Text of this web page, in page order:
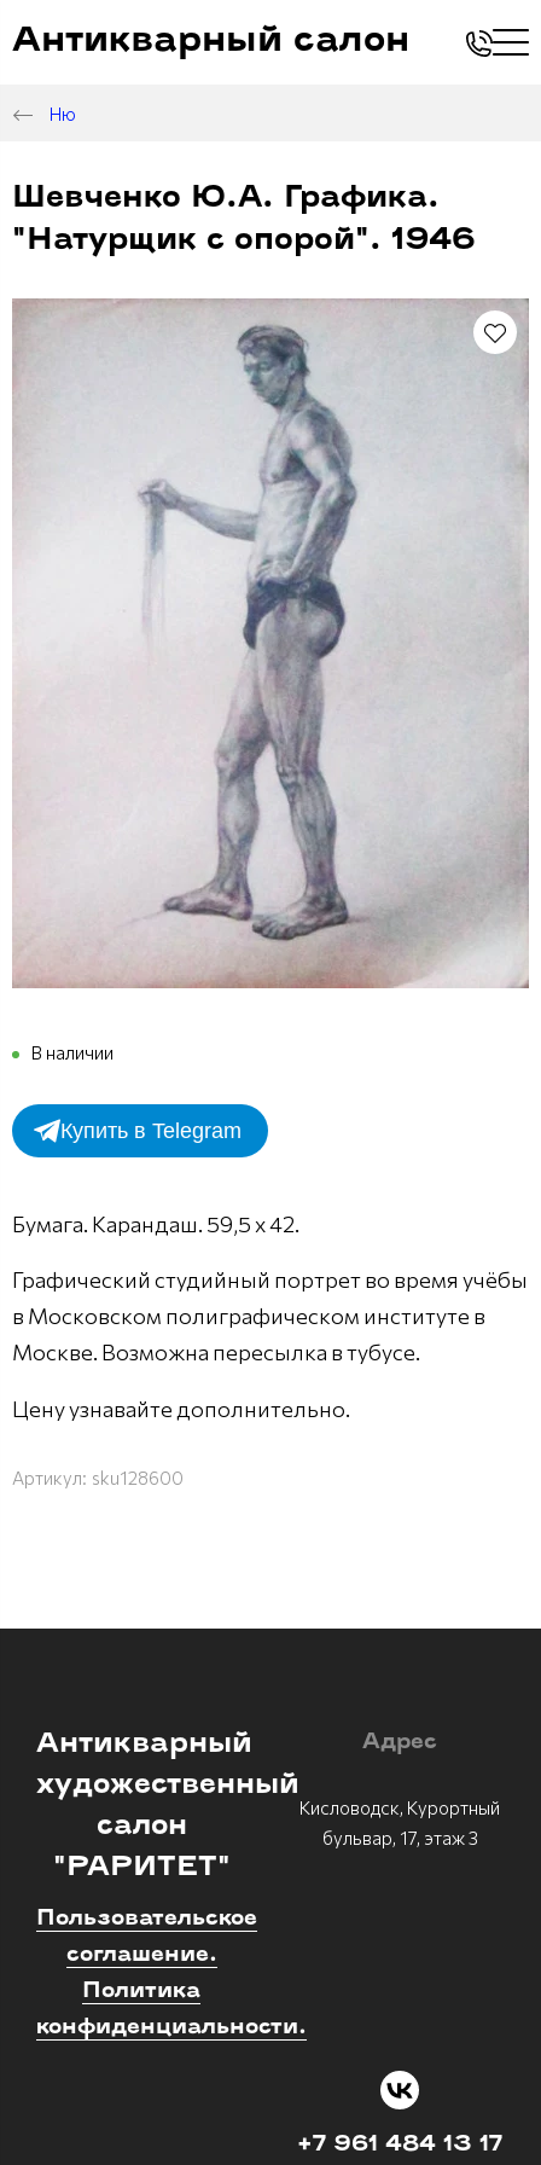
Антикварный салон
Ню
Шевченко Ю.А. Графика.
"Натурщик с опорой". 1946
В наличии
Купить в Telegram
Бумага. Карандаш. 59,5 х 42.
Графический студийный портрет во время учёбы
в Московском полиграфическом институте в
Москве. Возможна пересылка в тубусе.
Цену узнавайте дополнительно.
Артикул: sku128600
Антикварный
художественный
салон
"РАРИТЕТ"
Пользовательское
соглашение.
Политика
конфиденциальности.
Адрес
Кисловодск, Курортный
бульвар, 17, этаж 3
+7 961 484 13 17